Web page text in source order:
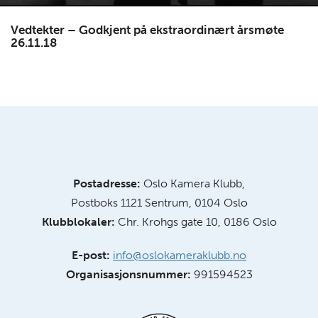
Vedtekter – Godkjent på ekstraordinært årsmøte
26.11.18
Postadresse: Oslo Kamera Klubb,
Postboks 1121 Sentrum, 0104 Oslo
Klubblokaler: Chr. Krohgs gate 10, 0186 Oslo
E-post: info@oslokameraklubb.no
Organisasjonsnummer: 991594523